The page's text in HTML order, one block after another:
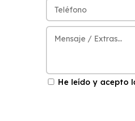
He leído y acepto